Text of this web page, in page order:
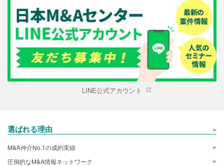
LINE公式アカウント
選ばれる理由
M&A仲介No.1の成約実績
圧倒的なM&A情報ネットワーク